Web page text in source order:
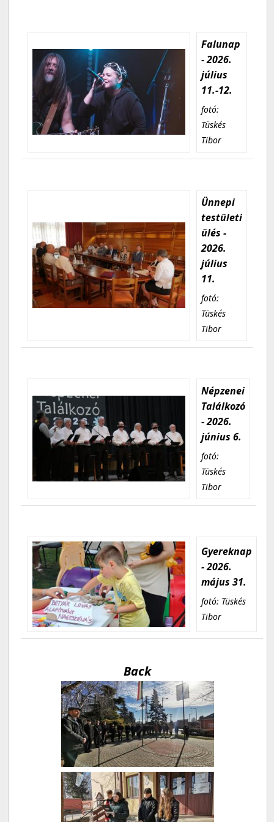
Falunap
- 2026.
július
11.-12.
fotó:
Tüskés
Tibor
Ünnepi
testületi
ülés -
2026.
július
11.
fotó:
Tüskés
Tibor
Népzenei
Találkozó
- 2026.
június 6.
fotó:
Tüskés
Tibor
Gyereknap
- 2026.
május 31.
fotó: Tüskés
Tibor
Back